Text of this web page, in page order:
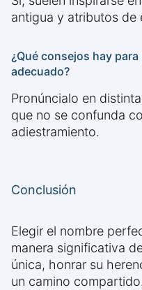
antigua y atributos de
¿Qué consejos hay
adecuado?
Pronúncialo en
que no se confunda
adiestramiento.
Conclusión
Elegir el nombre
manera significativa
única, honrar su
un camino